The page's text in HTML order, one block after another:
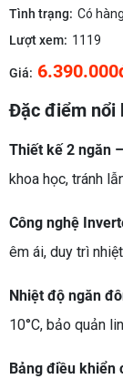
Tình trạng: Có hàng
Lượt xem: 1119
Giá:
Đặc điểm nổi
Thiết kế 2 ngăn
khoa học, tránh
Công nghệ
êm ái, duy trì
Nhiệt độ ngăn
10°C, bảo quản
Bảng điều khiển